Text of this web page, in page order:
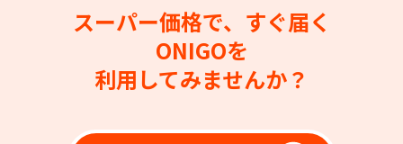
スーパー価格で、すぐ届く
ONIGOを
利用してみませんか？